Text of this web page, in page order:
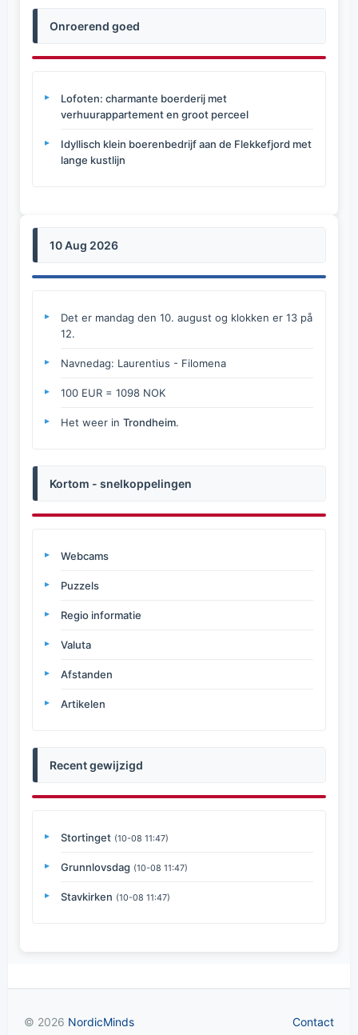
Onroerend goed
Lofoten: charmante boerderij met
verhuurappartement en groot perceel
Idyllisch klein boerenbedrijf aan de Flekkefjord met
lange kustlijn
10 Aug 2026
Det er mandag den 10. august og klokken er 13 på
12.
Navnedag: Laurentius - Filomena
100 EUR = 1098 NOK
Het weer in Trondheim.
Kortom - snelkoppelingen
Webcams
Puzzels
Regio informatie
Valuta
Afstanden
Artikelen
Recent gewijzigd
Stortinget (10-08 11:47)
Grunnlovsdag (10-08 11:47)
Stavkirken (10-08 11:47)
© 2026 NordicMinds Contact